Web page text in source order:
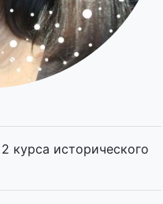
курса исторического